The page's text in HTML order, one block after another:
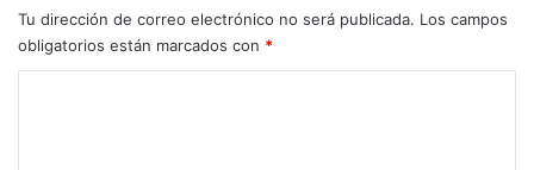
Tu dirección de correo electrónico no será publicada. Los campos
obligatorios están marcados con *